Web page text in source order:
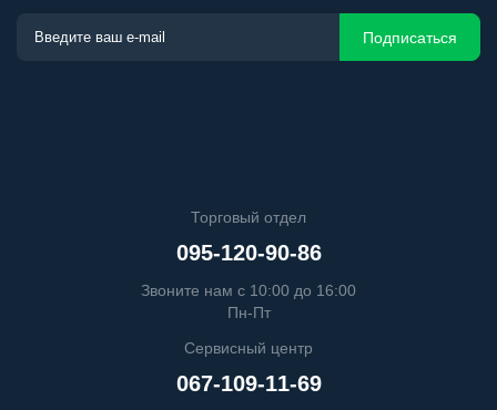
Подписаться
Торговый отдел
095-120-90-86
Звоните нам с 10:00 до 16:00
Пн-Пт
Сервисный центр
067-109-11-69